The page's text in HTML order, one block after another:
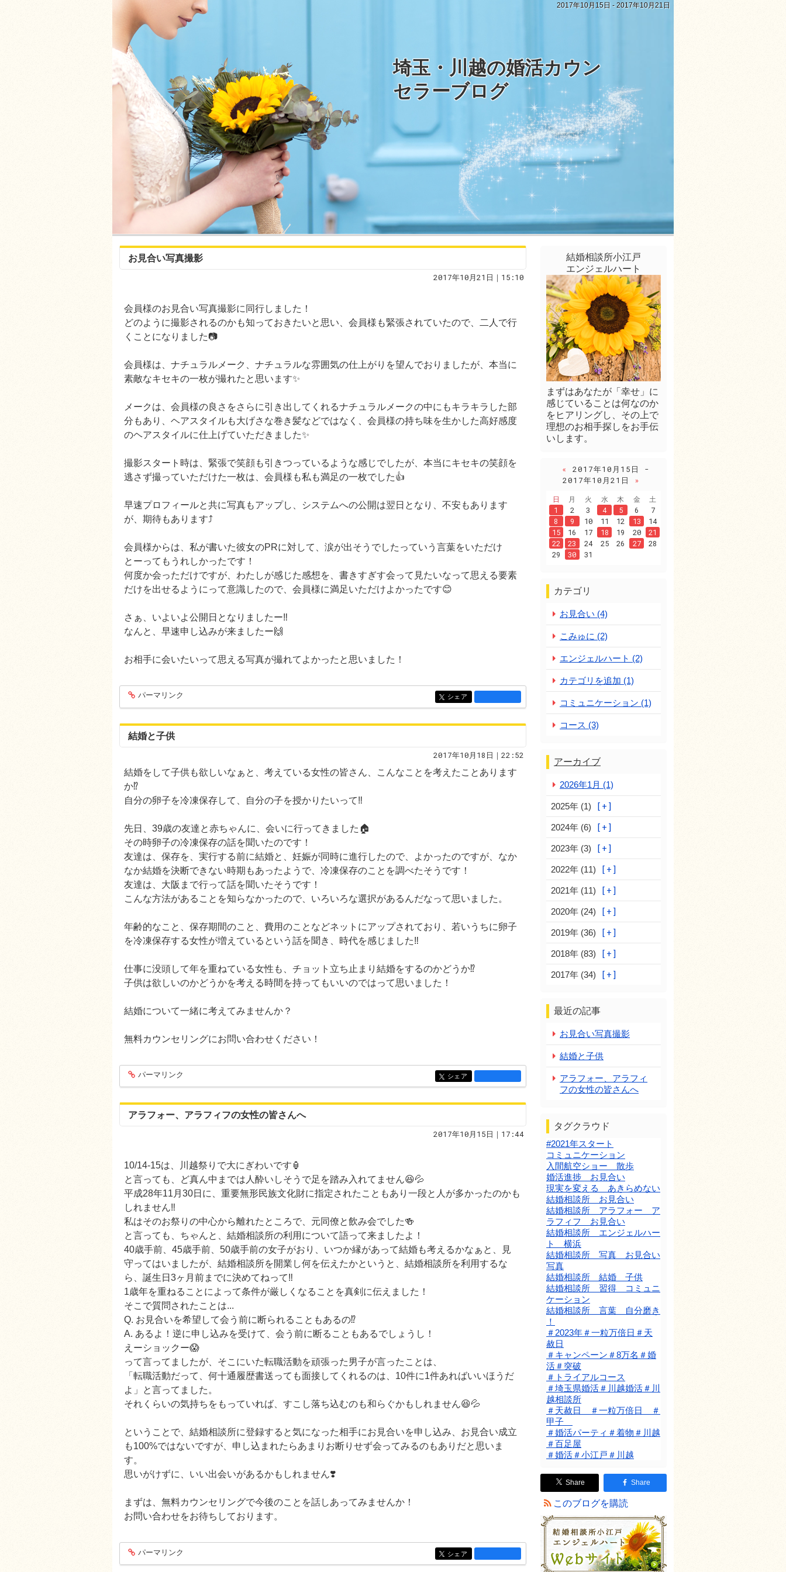
2017年10月15日 - 2017年10月21日
埼玉・川越の婚活カウン
セラーブログ
お見合い写真撮影
2017年10月21日｜15:10
会員様のお見合い写真撮影に同行しました！
どのように撮影されるのかも知っておきたいと思い、会員様も緊張されていたので、二人で行
くことになりました📷
会員様は、ナチュラルメーク、ナチュラルな雰囲気の仕上がりを望んでおりましたが、本当に
素敵なキセキの一枚が撮れたと思います✨
メークは、会員様の良さをさらに引き出してくれるナチュラルメークの中にもキラキラした部
分もあり、ヘアスタイルも大げさな巻き髪などではなく、会員様の持ち味を生かした高好感度
のヘアスタイルに仕上げていただきました✨
撮影スタート時は、緊張で笑顔も引きつっているような感じでしたが、本当にキセキの笑顔を
逃さず撮っていただけた一枚は、会員様も私も満足の一枚でした👍
早速プロフィールと共に写真もアップし、システムへの公開は翌日となり、不安もあります
が、期待もあります⤴︎
会員様からは、私が書いた彼女のPRに対して、涙が出そうでしたっていう言葉をいただけ
とーってもうれしかったです！
何度か会っただけですが、わたしが感じた感想を、書きすぎす会って見たいなって思える要素
だけを出せるようにって意識したので、会員様に満足いただけよかったです😊
さぁ、いよいよ公開日となりましたー‼️
なんと、早速申し込みが来ましたー🙌
お相手に会いたいって思える写真が撮れてよかったと思いました！
entry1291
パーマリンク entry1291
シェア
結婚と子供
2017年10月18日｜22:52
結婚をして子供も欲しいなぁと、考えている女性の皆さん、こんなことを考えたことあります
か⁉️
自分の卵子を冷凍保存して、自分の子を授かりたいって‼️
先日、39歳の友達と赤ちゃんに、会いに行ってきました🏠
その時卵子の冷凍保存の話を聞いたのです！
友達は、保存を、実行する前に結婚と、妊娠が同時に進行したので、よかったのですが、なか
なか結婚を決断できない時期もあったようで、冷凍保存のことを調べたそうです！
友達は、大阪まで行って話を聞いたそうです！
こんな方法があることを知らなかったので、いろいろな選択があるんだなって思いました。
年齢的なこと、保存期間のこと、費用のことなどネットにアップされており、若いうちに卵子
を冷凍保存する女性が増えているという話を聞き、時代を感じました‼️
仕事に没頭して年を重ねている女性も、チョット立ち止まり結婚をするのかどうか⁉️
子供は欲しいのかどうかを考える時間を持ってもいいのではって思いました！
結婚について一緒に考えてみませんか？
無料カウンセリングにお問い合わせください！
entry1290
パーマリンク entry1290
シェア
アラフォー、アラフィフの女性の皆さんへ
2017年10月15日｜17:44
10/14-15は、川越祭りで大にぎわいです🏮
と言っても、ど真ん中までは人酔いしそうで足を踏み入れてません😆💦
平成28年11月30日に、重要無形民族文化財に指定されたこともあり一段と人が多かったのかも
しれません‼️
私はそのお祭りの中心から離れたところで、元同僚と飲み会でした🍻
と言っても、ちゃんと、結婚相談所の利用について語って来ましたよ！
40歳手前、45歳手前、50歳手前の女子がおり、いつか縁があって結婚も考えるかなぁと、見
守ってはいましたが、結婚相談所を開業し何を伝えたかというと、結婚相談所を利用するな
ら、誕生日3ヶ月前までに決めてねって‼️
1歳年を重ねることによって条件が厳しくなることを真剣に伝えました！
そこで質問されたことは...
Q. お見合いを希望して会う前に断られることもあるの⁉️
A. あるよ！逆に申し込みを受けて、会う前に断ることもあるでしょうし！
えーショックー😱
って言ってましたが、そこにいた転職活動を頑張った男子が言ったことは、
「転職活動だって、何十通履歴書送っても面接してくれるのは、10件に1件あればいいほうだ
よ」と言ってました。
それくらいの気持ちをもっていれば、すこし落ち込むのも和らぐかもしれません😆💦
ということで、結婚相談所に登録すると気になった相手にお見合いを申し込み、お見合い成立
も100%ではないですが、申し込まれたらあまりお断りせず会ってみるのもありだと思いま
す。
思いがけずに、いい出会いがあるかもしれません❣️
まずは、無料カウンセリングで今後のことを話しあってみませんか！
お問い合わせをお待ちしております。
entry1289
パーマリンク entry1289
シェア
結婚相談所小江戸
エンジェルハート
まずはあなたが「幸せ」に
感じていることは何なのか
をヒアリングし、その上で
理想のお相手探しをお手伝
いします。
« 2017年10月15日 -
2017年10月21日
»
日
月 火 水 木 金
土
1
2 3 4 5 6
7
8
9 10 11 12 13
14
15
16 17 18 19 20
21
22
23 24 25 26 27
28
29
30 31
カテゴリ
お見合い (4)
こみゅに (2)
エンジェルハート (2)
カテゴリを追加 (1)
コミュニケーション (1)
コース (3)
アーカイブ
2026年1月 (1)
2025年 (1)
2024年 (6)
2023年 (3)
2022年 (11)
2021年 (11)
2020年 (24)
2019年 (36)
2018年 (83)
2017年 (34)
最近の記事
お見合い写真撮影
結婚と子供
アラフォー、アラフィ
フの女性の皆さんへ
タグクラウド
#2021年スタート
コミュニケーション
入間航空ショー 散歩
婚活進捗 お見合い
現実を変える あきらめない
結婚相談所 お見合い
結婚相談所 アラフォー ア
ラフィフ お見合い
結婚相談所 エンジェルハー
ト 横浜
結婚相談所 写真 お見合い
写真
結婚相談所 結婚 子供
結婚相談所 習得 コミュニ
ケーション
結婚相談所 言葉 自分磨き
！
＃2023年＃一粒万倍日＃天
赦日
＃キャンペーン＃8万名＃婚
活＃突破
＃トライアルコース
＃埼玉県婚活＃川越婚活＃川
越相談所
＃天赦日 ＃一粒万倍日 ＃
甲子
＃婚活パーティ＃着物＃川越
＃百足屋
＃婚活＃小江戸＃川越
Share Share
このブログを購読